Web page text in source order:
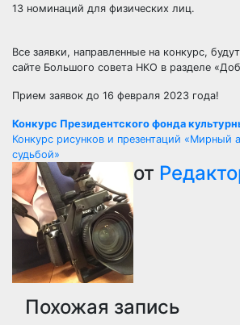
13 номинаций для физических лиц.
Все заявки, направленные на конкурс,
сайте Большого совета НКО в разделе
Прием заявок до 16 февраля 2023 года!
Навигация
по
записям
Конкурс Президентского фонда
Конкурс рисунков и презентаций «Мирный
судьбой»
от
Похожая запись